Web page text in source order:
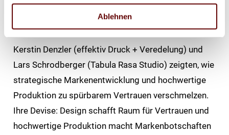
Ablehnen
und gab die Antwort gleich selbst: „Print schafft
Kerstin Denzler (effektiv Druck + Veredelung) und
Lars Schrodberger (Tabula Rasa Studio) zeigten, wie
strategische Markenentwicklung und hochwertige
Produktion zu spürbarem Vertrauen verschmelzen.
Ihre Devise: Design schafft Raum für Vertrauen und
hochwertige Produktion macht Markenbotschaften